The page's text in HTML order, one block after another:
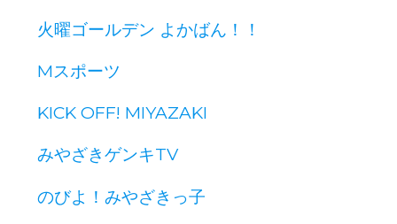
火曜ゴールデン よかばん！！
Mスポーツ
KICK OFF! MIYAZAKI
みやざきゲンキTV
のびよ！みやざきっ子